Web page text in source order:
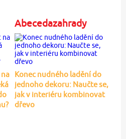
Abecedazahrady
Konec nudného ladění do
jednoho dekoru: Naučte se,
jak v interiéru kombinovat
dřevo